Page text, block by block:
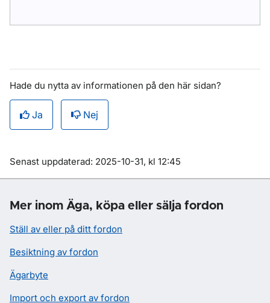
Hade du nytta av informationen på den här sidan?
Ja Nej
Om sidan
Senast uppdaterad: 2025-10-31, kl 12:45
Mer inom Äga, köpa eller sälja fordon
Ställ av eller på ditt fordon
Besiktning av fordon
Ägarbyte
Import och export av fordon